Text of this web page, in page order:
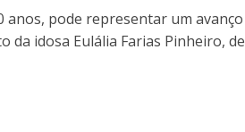
anos, pode representar um avanço
da idosa Eulália Farias Pinheiro, de